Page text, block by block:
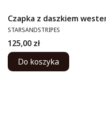
Czapka z daszkiem
PRODUCENT
STARSANDSTRIPES
Cena
125,00 zł
Do koszyka